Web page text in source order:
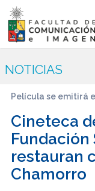
NOTICIAS
Película se emitirá
Cineteca
restauran
Chamorro